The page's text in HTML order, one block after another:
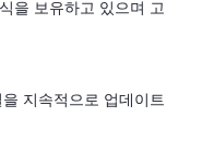
을 보유하고 있으며 고
지속적으로 업데이트